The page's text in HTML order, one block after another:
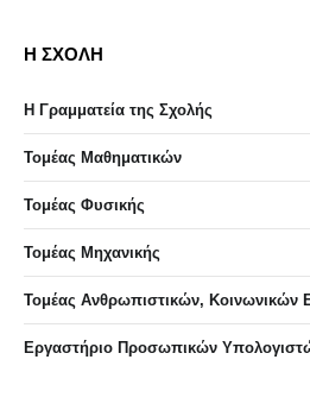
Η ΣΧΟΛΗ
Η Γραμματεία της Σχολής
Τομέας Μαθηματικών
Τομέας Φυσικής
Τομέας Μηχανικής
Τομέας Ανθρωπιστικών, Κοινωνικών
Eργαστήριo Προσωπικών